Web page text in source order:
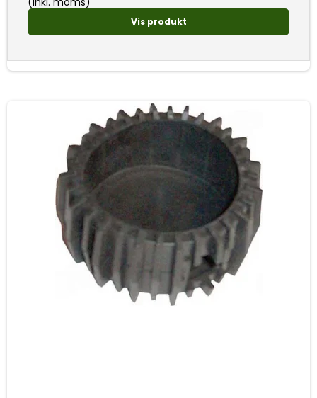
Vis produkt